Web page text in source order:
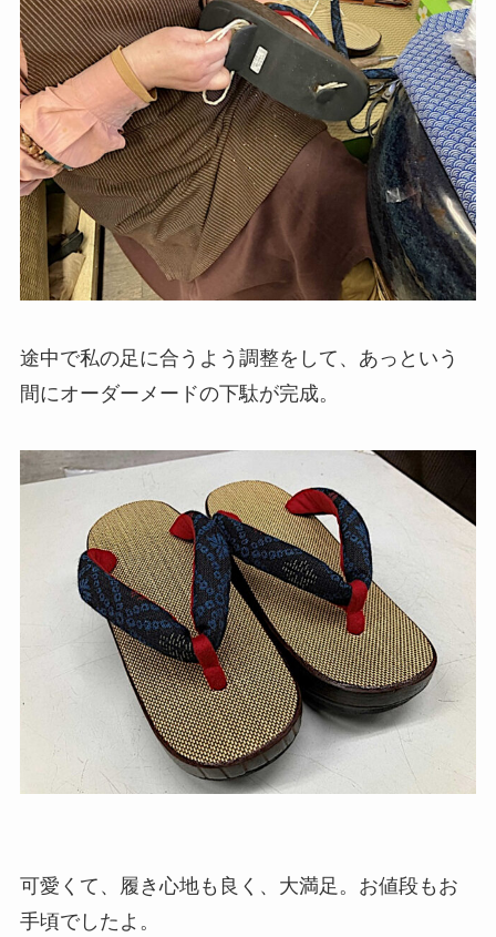
途中で私の足に合うよう調整をして、あっという
間にオーダーメードの下駄が完成。
可愛くて、履き心地も良く、大満足。お値段もお
手頃でしたよ。